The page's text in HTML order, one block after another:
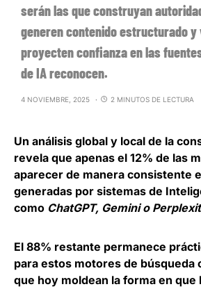
serán las que construyan
generen contenido estructurado
proyecten confianza en las
de IA reconocen.
4 NOVIEMBRE, 2025 2 MINUTOS DE LECTURA
Un análisis global y local de la
revela que apenas el 12% de las
aparecer de manera consistente
generadas por sistemas de
como ChatGPT, Gemini o
El 88% restante permanece
para estos motores de búsqueda
que hoy moldean la forma en que